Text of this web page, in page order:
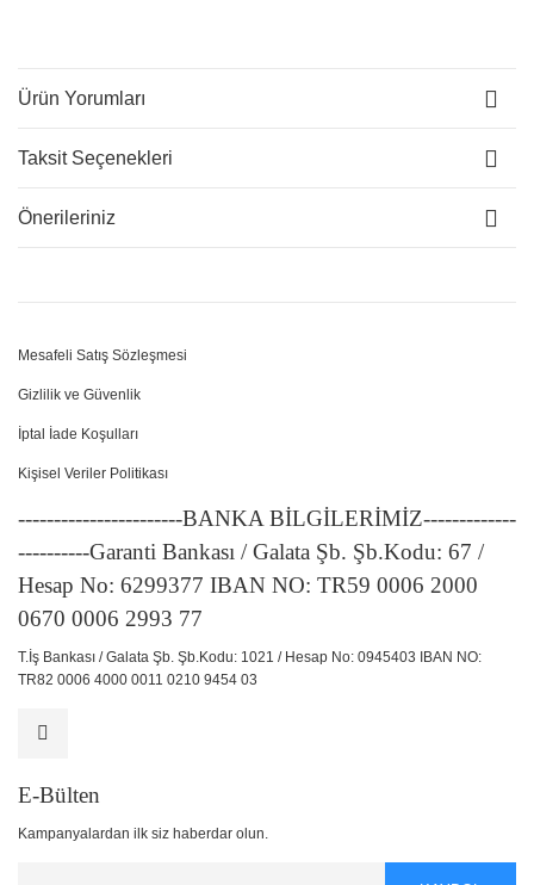
Ürün Yorumları
Taksit Seçenekleri
Önerileriniz
Mesafeli Satış Sözleşmesi
Gizlilik ve Güvenlik
İptal İade Koşulları
Kişisel Veriler Politikası
-----------------------BANKA BİLGİLERİMİZ-------------
----------Garanti Bankası / Galata Şb. Şb.Kodu: 67 /
Hesap No: 6299377 IBAN NO: TR59 0006 2000
0670 0006 2993 77
T.İş Bankası / Galata Şb. Şb.Kodu: 1021 / Hesap No: 0945403 IBAN NO:
TR82 0006 4000 0011 0210 9454 03
E-Bülten
Kampanyalardan ilk siz haberdar olun.